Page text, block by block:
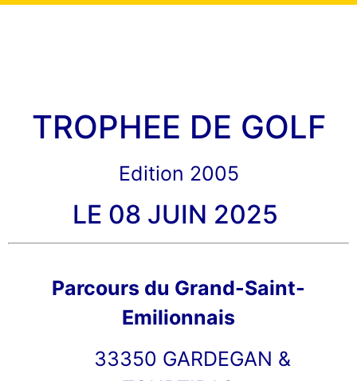
TROPHEE DE GOLF
Edition 2005
LE 08 JUIN 2025
Parcours du Grand-Saint-
Emilionnais
33350 GARDEGAN &